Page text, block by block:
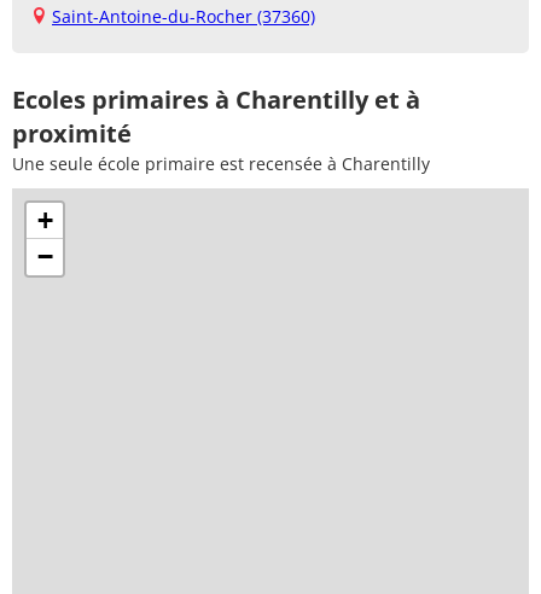
Saint-Antoine-du-Rocher (37360)
Ecoles primaires à Charentilly et à
proximité
Une seule école primaire est recensée à Charentilly
+
−